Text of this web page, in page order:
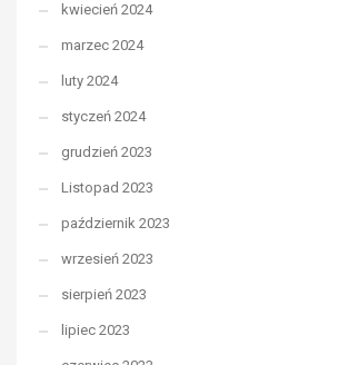
kwiecień 2024
marzec 2024
luty 2024
styczeń 2024
grudzień 2023
Listopad 2023
październik 2023
wrzesień 2023
sierpień 2023
lipiec 2023